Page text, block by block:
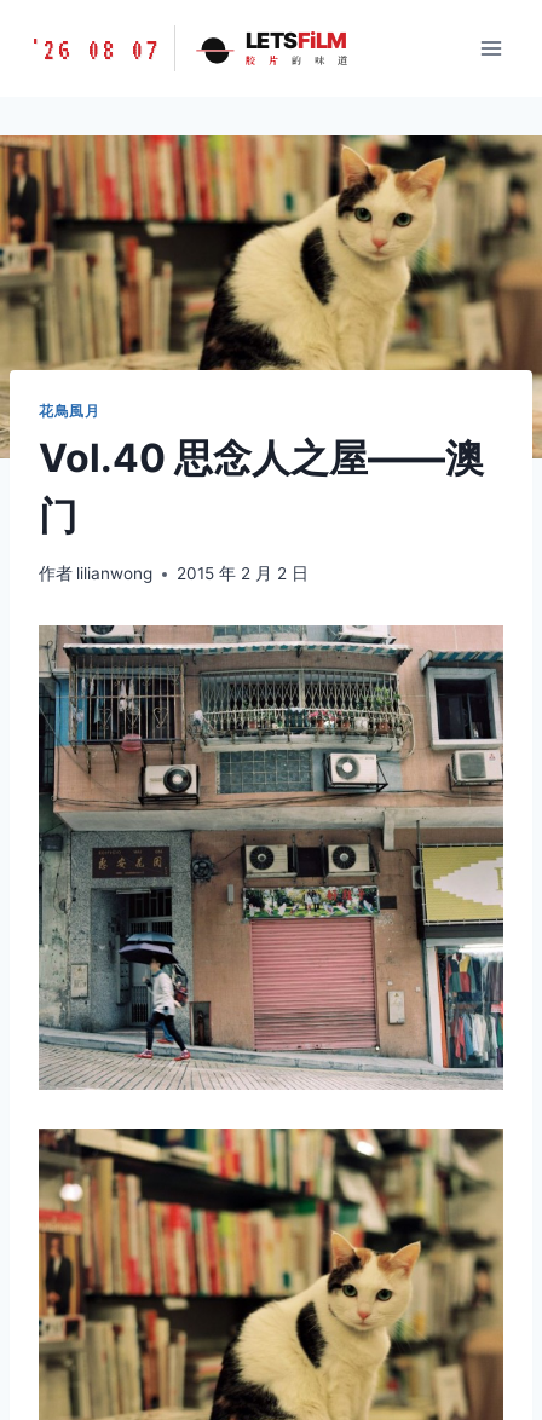
胶
味
道
LETSFILM
'26 08 07 LETSFiLM
胶 片 的 味 道
花鳥風月
Vol.40 思念人之屋——澳
门
作者 lilianwong 2015 年 2 月 2 日